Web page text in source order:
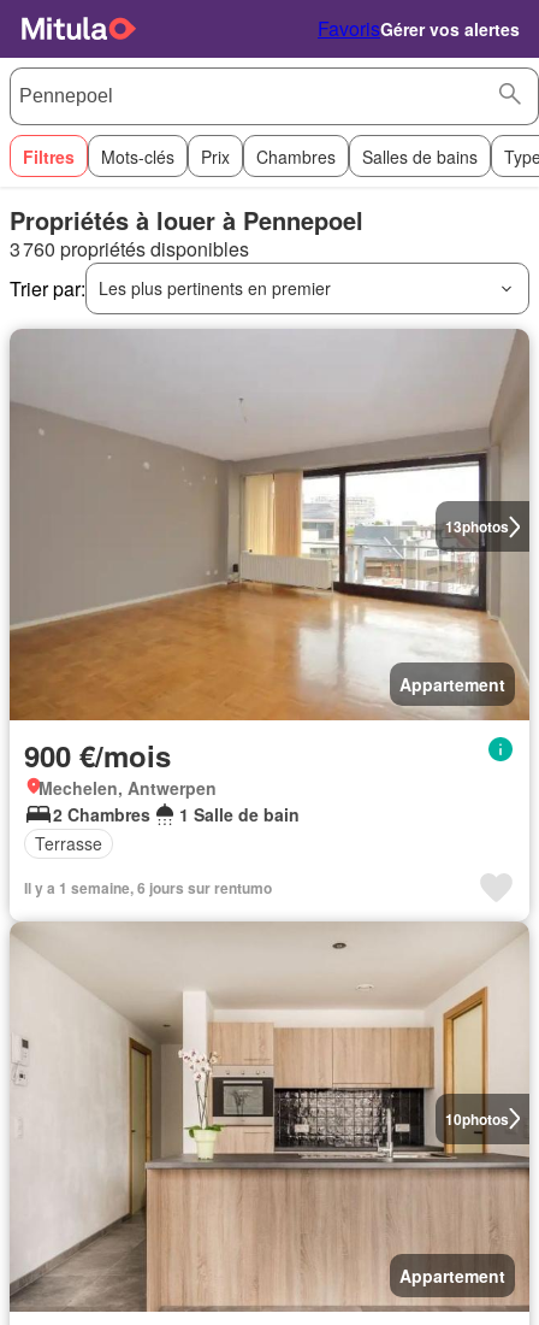
FavorisGérer vos alertes
Filtres Mots-clés Prix Chambres Salles de bains
Propriétés à louer à Pennepoel
3 760 propriétés disponibles
Trier par:
Les plus pertinents en premier
13photos
Appartement
900 €/mois
Mechelen, Antwerpen
2 Chambres
1 Salle de bain
Terrasse
Il y a 1 semaine, 6 jours sur rentumo
10photos
Appartement